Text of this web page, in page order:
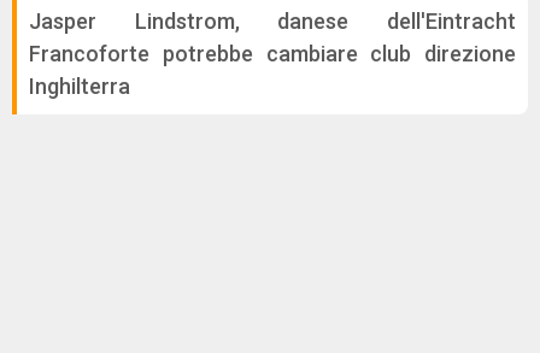
Jasper Lindstrom, danese dell'Eintracht
Francoforte potrebbe cambiare club direzione
Inghilterra